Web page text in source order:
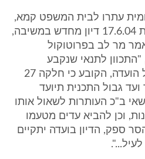
עתרו לבית המשפט קמא,
בית המשפט הציע בישיבת 17.6.04 דיון מחדש במשיבה,
מר לב בפרוטוקול
"התכוון לתנאי שנקבע
שבסעיף 2.1 להחלטה של הועדה, הקובע כי חלקה 27
התבור ועד גבול התכנית תיועד
ב"כ העותרות לשאול אותו
וכן להביא עדים מטעמו
ספק, הדיון בועדה יתקיים